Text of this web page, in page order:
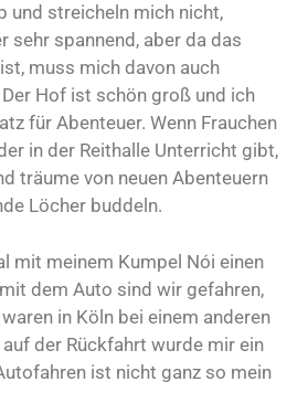
und streicheln mich nicht,
sehr spannend, aber da das
muss mich davon auch
Hof ist schön groß und ich
für Abenteuer. Wenn Frauchen
in der Reithalle Unterricht gibt,
träume von neuen Abenteuern
Löcher buddeln.
mit meinem Kumpel Nói einen
dem Auto sind wir gefahren,
in Köln bei einem anderen
der Rückfahrt wurde mir ein
ist nicht ganz so mein